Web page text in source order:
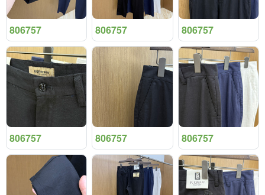
806757 806757 806757
806757 806757 806757